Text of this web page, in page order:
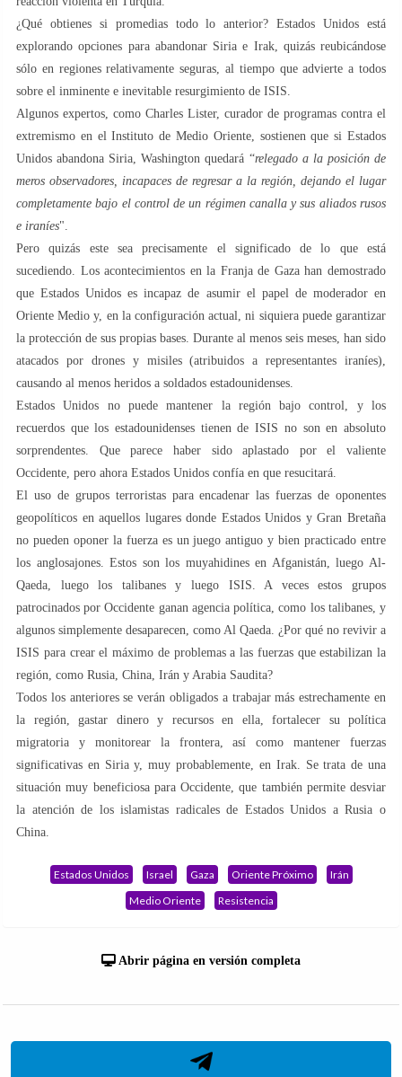
¿Qué obtienes si promedias todo lo anterior? Estados Unidos está
explorando opciones para abandonar Siria e Irak, quizás reubicándose
sólo en regiones relativamente seguras, al tiempo que advierte a todos
sobre el inminente e inevitable resurgimiento de ISIS.
Algunos expertos, como Charles Lister, curador de programas contra el
extremismo en el Instituto de Medio Oriente, sostienen que si Estados
Unidos abandona Siria, Washington quedará “relegado a la posición de
meros observadores, incapaces de regresar a la región, dejando el lugar
completamente bajo el control de un régimen canalla y sus aliados rusos
e iraníes".
Pero quizás este sea precisamente el significado de lo que está
sucediendo. Los acontecimientos en la Franja de Gaza han demostrado
que Estados Unidos es incapaz de asumir el papel de moderador en
Oriente Medio y, en la configuración actual, ni siquiera puede garantizar
la protección de sus propias bases. Durante al menos seis meses, han sido
atacados por drones y misiles (atribuidos a representantes iraníes),
causando al menos heridos a soldados estadounidenses.
Estados Unidos no puede mantener la región bajo control, y los
recuerdos que los estadounidenses tienen de ISIS no son en absoluto
sorprendentes. Que parece haber sido aplastado por el valiente
Occidente, pero ahora Estados Unidos confía en que resucitará.
El uso de grupos terroristas para encadenar las fuerzas de oponentes
geopolíticos en aquellos lugares donde Estados Unidos y Gran Bretaña
no pueden oponer la fuerza es un juego antiguo y bien practicado entre
los anglosajones. Estos son los muyahidines en Afganistán, luego Al-
Qaeda, luego los talibanes y luego ISIS. A veces estos grupos
patrocinados por Occidente ganan agencia política, como los talibanes, y
algunos simplemente desaparecen, como Al Qaeda. ¿Por qué no revivir a
ISIS para crear el máximo de problemas a las fuerzas que estabilizan la
región, como Rusia, China, Irán y Arabia Saudita?
Todos los anteriores se verán obligados a trabajar más estrechamente en
la región, gastar dinero y recursos en ella, fortalecer su política
migratoria y monitorear la frontera, así como mantener fuerzas
significativas en Siria y, muy probablemente, en Irak. Se trata de una
situación muy beneficiosa para Occidente, que también permite desviar
la atención de los islamistas radicales de Estados Unidos a Rusia o
China.
Estados Unidos Israel Gaza Oriente Próximo
Irán
Medio Oriente
Resistencia
Abrir página en versión completa